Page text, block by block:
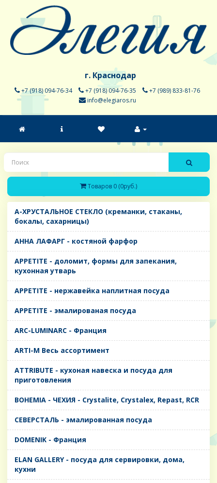
г. Краснодар
+7 (918) 094-76-34 +7 (918) 094-76-35
+7 (989) 833-81-76
info@elegiaros.ru
Товаров 0 (0руб.)
A-ХРУСТАЛЬНОЕ СТЕКЛО (креманки, стаканы,
бокалы, сахарницы)
AHHA ЛАФАРГ - костяной фарфор
APPETITE - доломит, формы для запекания,
кухонная утварь
APPETITE - нержавейка наплитная посуда
APPETITE - эмалированая посуда
ARC-LUMINARC - Франция
ARTI-M Весь ассортимент
ATTRIBUTE - кухоная навеска и посуда для
приготовления
BOHEMIA - ЧЕХИЯ - Crystalite, Crystalex, Repast, RCR
CЕВЕРСТАЛЬ - эмалированная посуда
DOMENIK - Франция
ELAN GALLERY - посуда для сервировки, дома,
кухни